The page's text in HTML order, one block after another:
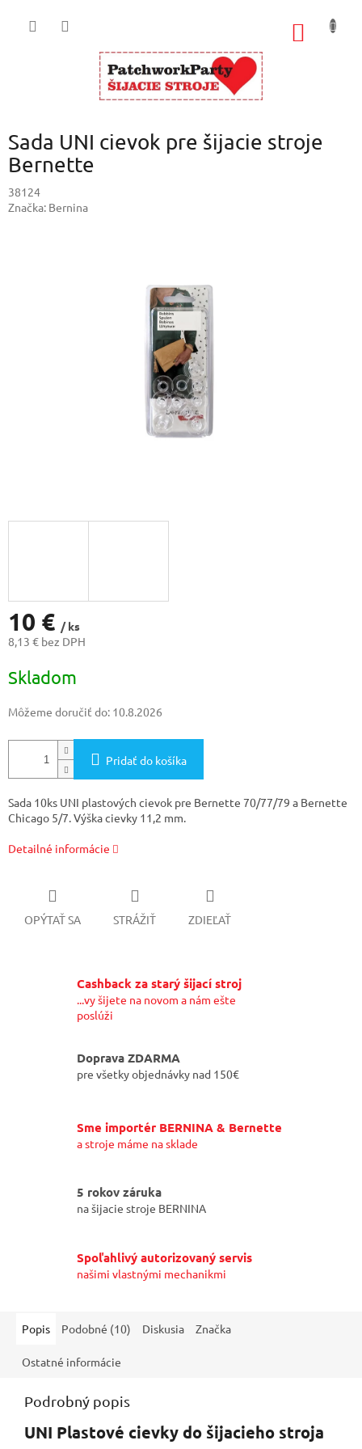
Sada UNI cievok pre šijacie stroje
Bernette
38124
Značka: Bernina
10 € / ks
8,13 € bez DPH
cena:
Skladom
Môžeme doručiť do: 10.8.2026
Pridať do košíka
Sada 10ks UNI plastových cievok pre Bernette 70/77/79 a Bernette
Chicago 5/7. Výška cievky 11,2 mm.
Detailné informácie
OPÝTAŤ SA STRÁŽIŤ ZDIEĽAŤ
Cashback za starý šijací stroj
...vy šijete na novom a nám ešte
poslúži
Doprava ZDARMA
pre všetky objednávky nad 150€
Sme importér BERNINA & Bernette
a stroje máme na sklade
5 rokov záruka
na šijacie stroje BERNINA
Spoľahlivý autorizovaný servis
našimi vlastnými mechanikmi
Popis Podobné (10) Diskusia Značka
Ostatné informácie
Podrobný popis
UNI Plastové cievky do šijacieho stroja